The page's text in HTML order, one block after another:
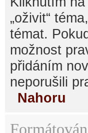
„oživit“
témat.
možnost
přidáním
neporušili
Nahoru